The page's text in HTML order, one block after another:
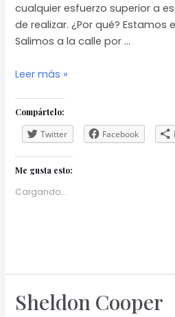
cualquier esfuerzo superior a
de realizar. ¿Por qué? Estamos
Salimos a la calle por …
Los
Leer más »
Compártelo:
Twitter Facebook
Me gusta esto:
Cargando...
Sheldon Cooper